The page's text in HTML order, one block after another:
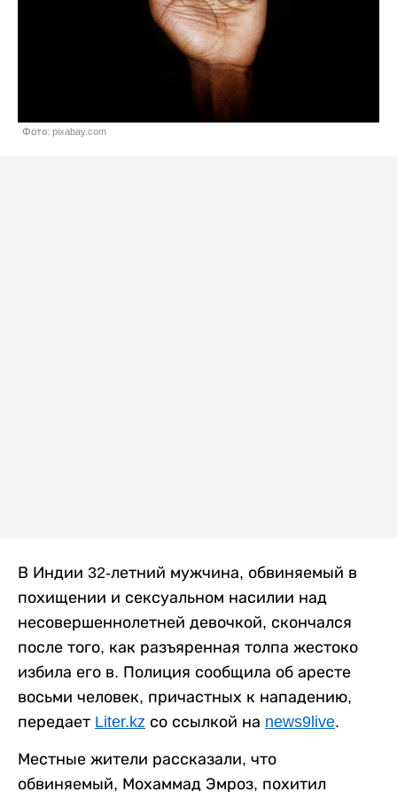
Фото: pixabay.com
В Индии 32-летний мужчина, обвиняемый в
похищении и сексуальном насилии над
несовершеннолетней девочкой, скончался
после того, как разъяренная толпа жестоко
избила его в. Полиция сообщила об аресте
восьми человек, причастных к нападению,
передает Liter.kz со ссылкой на news9live.
Местные жители рассказали, что
обвиняемый, Мохаммад Эмроз, похитил